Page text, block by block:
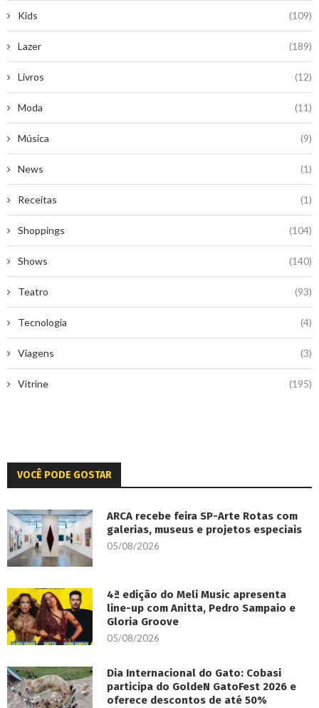
Kids (109)
Lazer (189)
Livros (12)
Moda (11)
Música (9)
News (1)
Receitas (1)
Shoppings (104)
Shows (140)
Teatro (93)
Tecnologia (4)
Viagens (3)
Vitrine (195)
VOCÊ PODE GOSTAR
ARCA recebe feira SP-Arte Rotas com
galerias, museus e projetos especiais
05/08/2026
4ª edição do Meli Music apresenta
line-up com Anitta, Pedro Sampaio e
Gloria Groove
05/08/2026
Dia Internacional do Gato: Cobasi
participa do GoldeN GatoFest 2026 e
oferece descontos de até 50%